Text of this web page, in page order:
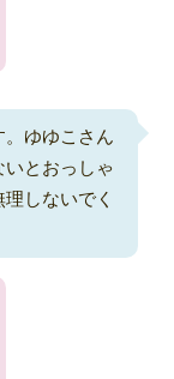
。ゆゆこさん
いとおっしゃ
しないでく